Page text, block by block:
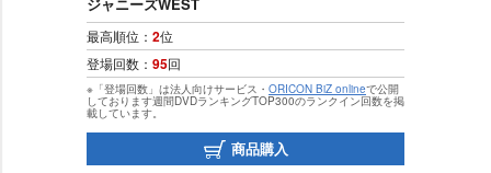
最高順位： 2位
登場回数： 95回
※「登場回数」は法人向けサービス・ ORICON BiZ onlineで公開
しております週間DVDランキングTOP300のランクイン回数を掲
載しています。
商品購入